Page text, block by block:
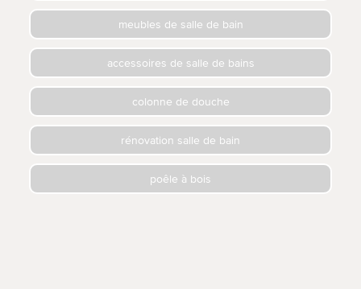
meubles de salle de bain
accessoires de salle de bains
colonne de douche
rénovation salle de bain
poêle à bois